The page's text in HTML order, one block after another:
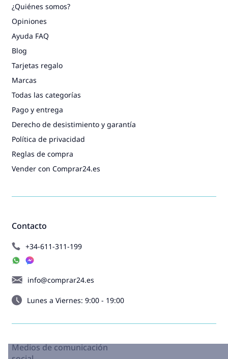
Contacto
+34-611-311-199
info@comprar24.es
Lunes a Viernes: 9:00 - 19:00
¿Quiénes somos?
Opiniones
Ayuda FAQ
Blog
Tarjetas regalo
Marcas
Todas las categorías
Pago y entrega
Derecho de desistimiento y garantía
Política de privacidad
Reglas de compra
Vender con Comprar24.es
Medios de comunicación